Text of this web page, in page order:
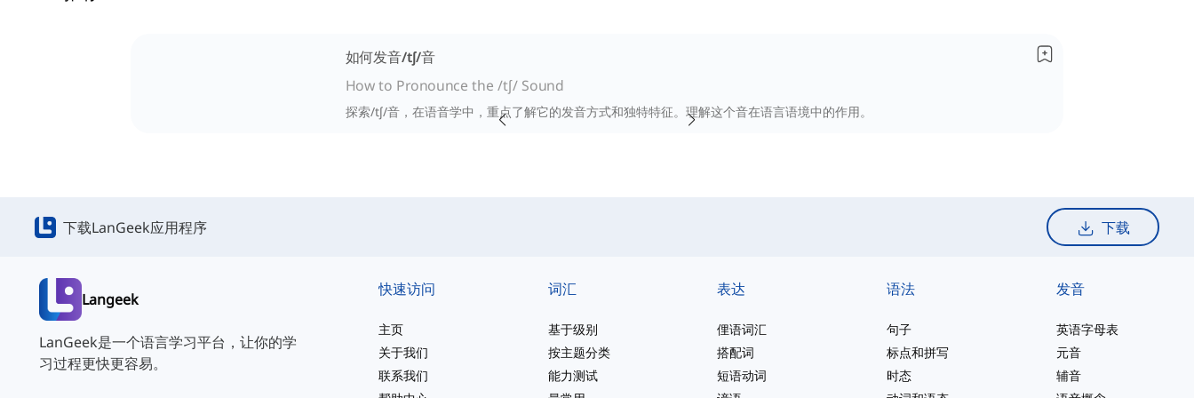
如何发音/tʃ/音
How to Pronounce the /tʃ/ Sound
探索/tʃ/音，在语音学中，重点了解它的发音方式和独特特征。理解这个音在语言语境中的作用。
下载LanGeek应用程序 下载
Langeek
LanGeek是一个语言学习平台，让你的学
习过程更快更容易。
快速访问
主页
关于我们
联系我们
词汇
基于级别
按主题分类
能力测试
表达
俚语词汇
搭配词
短语动词
语法
句子
标点和拼写
时态
发音
英语字母表
元音
辅音